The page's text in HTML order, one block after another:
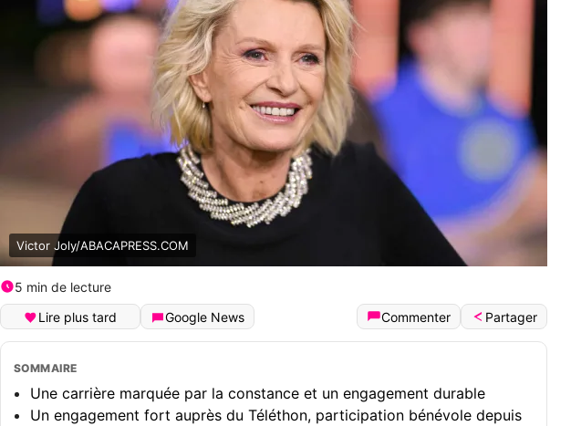
Victor Joly/ABACAPRESS.COM
5 min de lecture
Lire plus tard
Google News Commenter Partager
SOMMAIRE
Une carrière marquée par la constance et un engagement durable
Un engagement fort auprès du Téléthon, participation bénévole depuis